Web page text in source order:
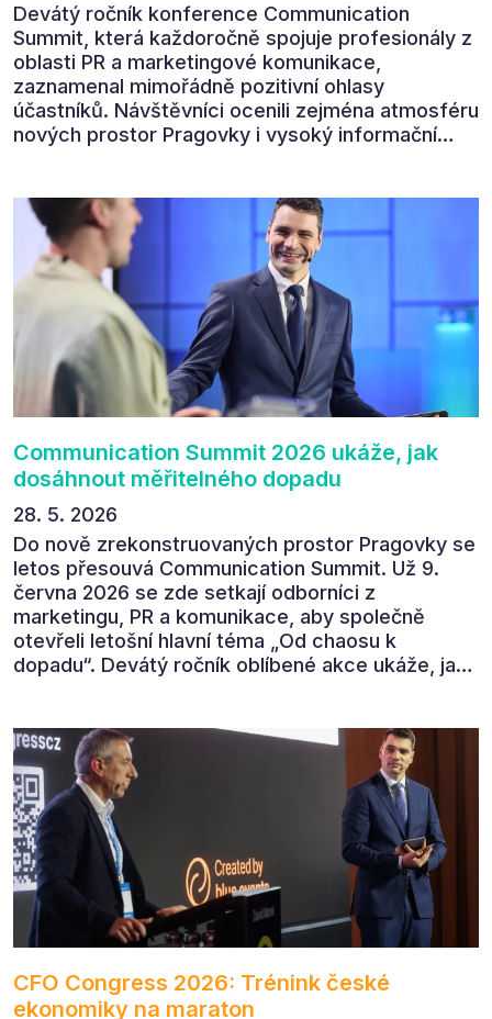
Devátý ročník konference Communication
Summit, která každoročně spojuje profesionály z
oblasti PR a marketingové komunikace,
zaznamenal mimořádně pozitivní ohlasy
účastníků. Návštěvníci ocenili zejména atmosféru
nových prostor Pragovky i vysoký informační
zúčastnit i příštího ročníku. „Příjemná konference,
výborný program, hezké prostory, Daniel Stach
absolutně nejlepší moderátor!!!“ Tak shrnul
Communication Summit jeden z 330 účastníků ve
své zpětné vazbě. Ta potvrdila, co bylo slyšet i
cítit po celý 9. červen v Pragovce – že ročník s
tématem „Od chaosu k dopadu“ se skutečně
povedl.
Communication Summit 2026 ukáže, jak
dosáhnout měřitelného dopadu
28. 5. 2026
Do nově zrekonstruovaných prostor Pragovky se
letos přesouvá Communication Summit. Už 9.
června 2026 se zde setkají odborníci z
marketingu, PR a komunikace, aby společně
otevřeli letošní hlavní téma „Od chaosu k
dopadu“. Devátý ročník oblíbené akce ukáže, jak
CFO Congress 2026: Trénink české
ekonomiky na maraton